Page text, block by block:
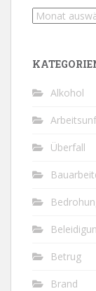
Archiv
Alkohol
Überfall
Betrug
Brand